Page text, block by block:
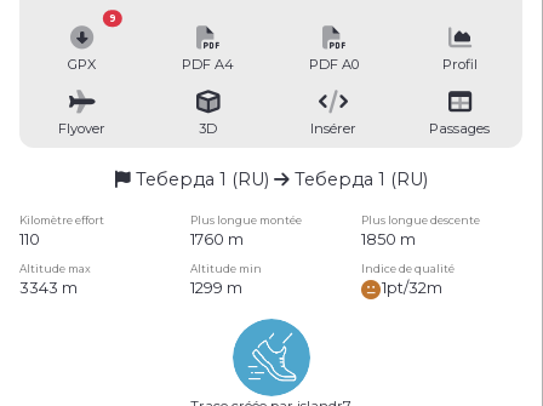
GPX
9
PDF A4 PDF A0 Profil
Flyover 3D Insérer Passages
Теберда 1 (RU) Теберда 1 (RU)
Kilomètre effort Plus longue montée Plus longue descente
110 1760 m 1850 m
Altitude max Altitude min Indice de qualité
3343 m 1299 m 1pt/32m